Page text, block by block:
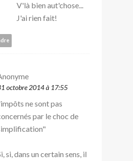
V'là bien aut'chose...
J'ai rien fait!
octobre 2014 à 17:55
ne sont pas
par le choc de
si, dans un certain sens, il